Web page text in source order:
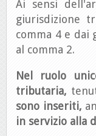
Ai sensi
giurisdizione
comma 4 e
al comma 2.
Nel ruolo
tributaria,
sono inseriti,
in servizio alla